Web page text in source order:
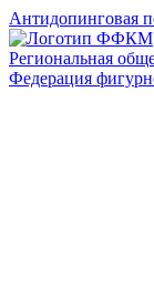
Антидопинговая
Региональная
Федерация